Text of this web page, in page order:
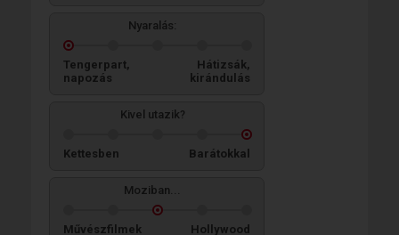
Nyaralás:
Tengerpart,
napozás
Hátizsák,
kirándulás
Kivel utazik?
Kettesben Barátokkal
Moziban...
Művészfilmek Hollywood